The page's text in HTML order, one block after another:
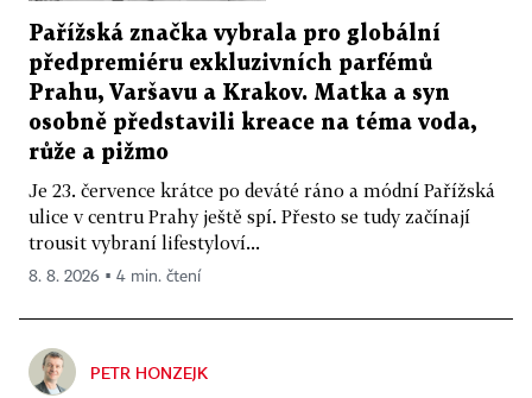
Pařížská značka vybrala pro globální
předpremiéru exkluzivních parfémů
Prahu, Varšavu a Krakov. Matka a syn
osobně představili kreace na téma voda,
růže a pižmo
Je 23. července krátce po deváté ráno a módní Pařížská
ulice v centru Prahy ještě spí. Přesto se tudy začínají
trousit vybraní lifestyloví...
8. 8. 2026 ▪ 4 min. čtení
PETR HONZEJK